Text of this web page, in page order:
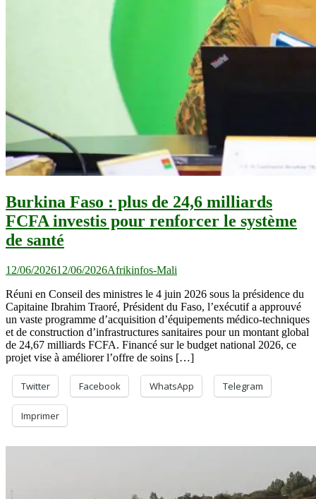
Burkina Faso : plus de 24,6 milliards
FCFA investis pour renforcer le système
de santé
12/06/202612/06/2026Afrikinfos-Mali
Réuni en Conseil des ministres le 4 juin 2026 sous la présidence du
Capitaine Ibrahim Traoré, Président du Faso, l’exécutif a approuvé
un vaste programme d’acquisition d’équipements médico-techniques
et de construction d’infrastructures sanitaires pour un montant global
de 24,67 milliards FCFA. Financé sur le budget national 2026, ce
projet vise à améliorer l’offre de soins […]
Twitter Facebook WhatsApp Telegram
Imprimer